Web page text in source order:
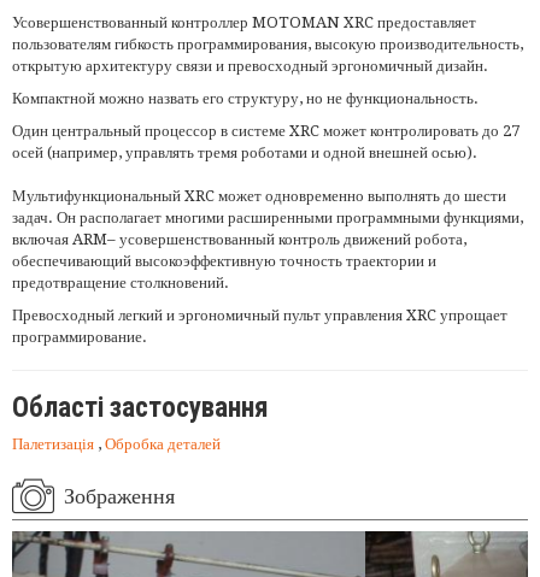
Усовершенствованный контроллер MOTOMAN XRC предоставляет
пользователям гибкость программирования, высокую производительность,
открытую архитектуру связи и превосходный эргономичный дизайн.
Компактной можно назвать его структуру, но не функциональность.
Один центральный процессор в системе XRC может контролировать до 27
осей (например, управлять тремя роботами и одной внешней осью).
Мультифункциональный XRC может одновременно выполнять до шести
задач. Он располагает многими расширенными программными функциями,
включая ARM– усовершенствованный контроль движений робота,
обеспечивающий высокоэффективную точность траектории и
предотвращение столкновений.
Превосходный легкий и эргономичный пульт управления XRC упрощает
программирование.
Області застосування
Палетизація , Обробка деталей
Зображення